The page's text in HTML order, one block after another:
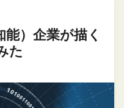
）企業が描く
た